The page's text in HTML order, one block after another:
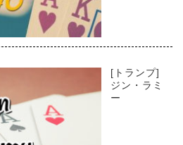
[トランプ]
ジン・ラミ
ー